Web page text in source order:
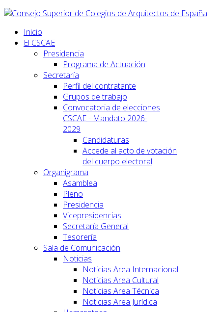
Inicio
El CSCAE
Presidencia
Programa de Actuación
Secretaría
Perfil del contratante
Grupos de trabajo
Convocatoria de elecciones
CSCAE - Mandato 2026-
2029
Candidaturas
Accede al acto de votación
del cuerpo electoral
Organigrama
Asamblea
Pleno
Presidencia
Vicepresidencias
Secretaría General
Tesorería
Sala de Comunicación
Noticias
Noticias Area Internacional
Noticias Area Cultural
Noticias Area Técnica
Noticias Area Jurídica